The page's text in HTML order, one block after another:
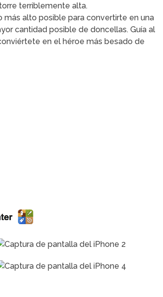
terriblemente alta.
más alto posible para convertirte en una
cantidad posible de doncellas. Guía al
en el héroe más besado de